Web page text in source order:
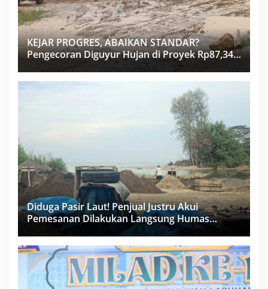
KEJAR PROGRES, ABAIKAN STANDAR?
Pengecoran Diguyur Hujan di Proyek Rp87,34
Miliar Sukma Nias, Konsultan, Pengawas dan
PPK Bungkam
Diduga Pasir Laut! Penjual Justru Akui
Pemesanan Dilakukan Langsung Humas